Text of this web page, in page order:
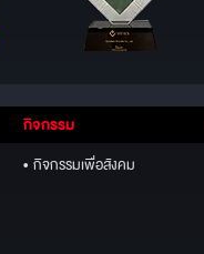
กิจกรรม
• กิจกรรมเพื่อสังคม